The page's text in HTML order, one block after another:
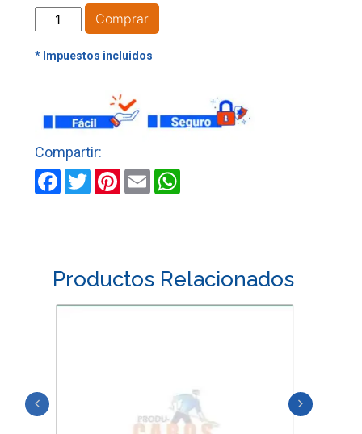
ACOPLE
RAPIDO
PARA
Comprar
Facebook
TwitterPinterest
EmailWhatsApp
Productos Relacionados